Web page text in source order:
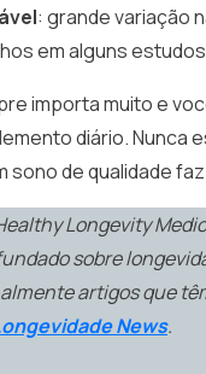
: grande variação
em alguns
importa muito e
diário. Nunca
de qualidade
Longevity
sobre
artigos que
News.